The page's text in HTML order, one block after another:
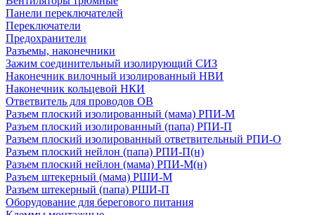
Панели переключателей
Переключатели
Предохранители
Разъемы, наконечники
Зажим соединительный изолирующий СИЗ
Наконечник вилочный изолированный НВИ
Наконечник кольцевой НКИ
Ответвитель для проводов ОВ
Разъем плоский изолированный (мама) РПИ-М
Разъем плоский изолированный (папа) РПИ-П
Разъем плоский изолированный ответвительный РПИ-О
Разъем плоский нейлон (папа) РПИ-П(н)
Разъем плоский нейлон (мама) РПИ-М(н)
Разъем штекерный (мама) РШИ-М
Разъем штекерный (папа) РШИ-П
Оборудование для берегового питания